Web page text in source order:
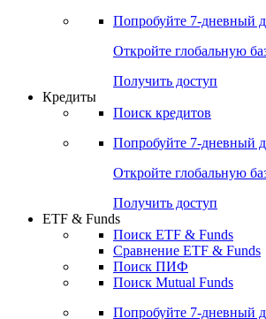
Попробуйте 7-дневный
Откройте глобальную
Получить доступ
Кредиты
Поиск кредитов
Попробуйте 7-дневный
Откройте глобальную
Получить доступ
ETF & Funds
Поиск ETF & Funds
Сравнение ETF & Funds
Поиск ПИФ
Поиск Mutual Funds
Попробуйте 7-дневный